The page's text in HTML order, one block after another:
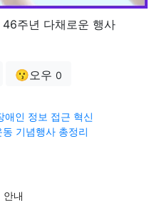
46주년 다채로운 행사
😗오우 0
애인 정보 접근 혁신
기념행사 총정리
안내